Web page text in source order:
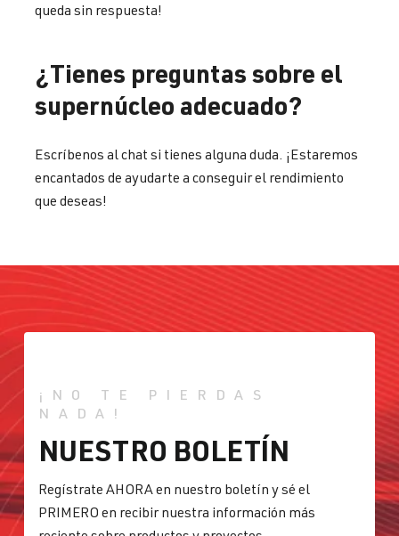
queda sin respuesta!
¿Tienes preguntas sobre el
supernúcleo adecuado?
Escríbenos al chat si tienes alguna duda. ¡Estaremos
encantados de ayudarte a conseguir el rendimiento
que deseas!
¡NO TE PIERDAS
NADA!
NUESTRO BOLETÍN
Regístrate AHORA en nuestro boletín y sé el
PRIMERO en recibir nuestra información más